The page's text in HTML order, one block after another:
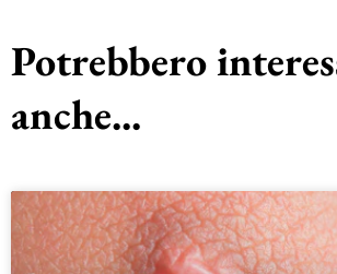
Potrebbero
anche...